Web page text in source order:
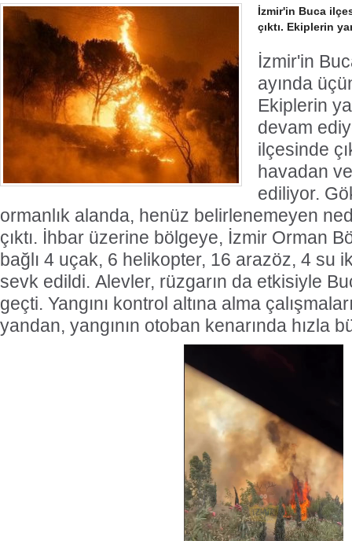
Erdoğan:
'Kurultay
İtalyan
İzmir'in Buca
çıktı. Ekiplerin
İzmir'in
ayında
Ekiplerin
devam
ilçesinde
havadan
ediliyor.
ormanlık alanda, henüz belirlenemeyen
çıktı. İhbar üzerine bölgeye, İzmir Orman
bağlı 4 uçak, 6 helikopter, 16 arazöz, 4 su
sevk edildi. Alevler, rüzgarın da etkisiyle
geçti. Yangını kontrol altına alma
yandan, yangının otoban kenarında hızla